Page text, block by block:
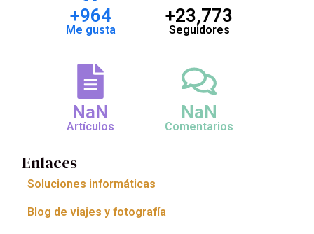
+964
Me gusta
+23,773
Seguidores
NaN
Artículos
NaN
Comentarios
Enlaces
Soluciones informáticas
Blog de viajes y fotografía